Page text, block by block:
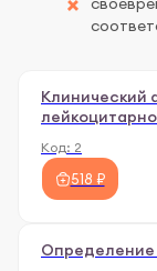
Клинический
Код: 2
518 ₽
Определение